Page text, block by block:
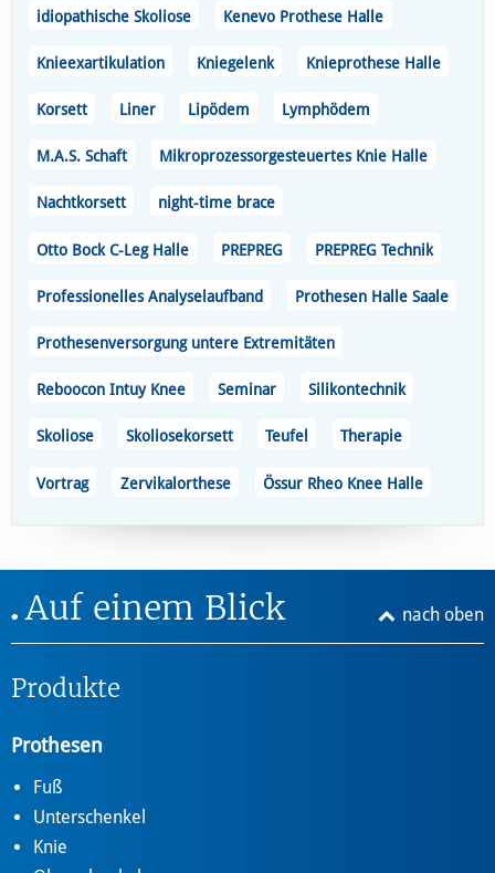
idiopathische Skoliose Kenevo Prothese Halle
Knieexartikulation Kniegelenk Knieprothese Halle
Korsett Liner Lipödem Lymphödem
M.A.S. Schaft Mikroprozessorgesteuertes Knie Halle
Nachtkorsett night-time brace
Otto Bock C-Leg Halle PREPREG PREPREG Technik
Professionelles Analyselaufband Prothesen Halle Saale
Prothesenversorgung untere Extremitäten
Reboocon Intuy Knee Seminar Silikontechnik
Skoliose Skoliosekorsett Teufel Therapie
Vortrag Zervikalorthese Össur Rheo Knee Halle
nach oben
Auf einem Blick
Produkte
Prothesen
Fuß
Unterschenkel
Knie